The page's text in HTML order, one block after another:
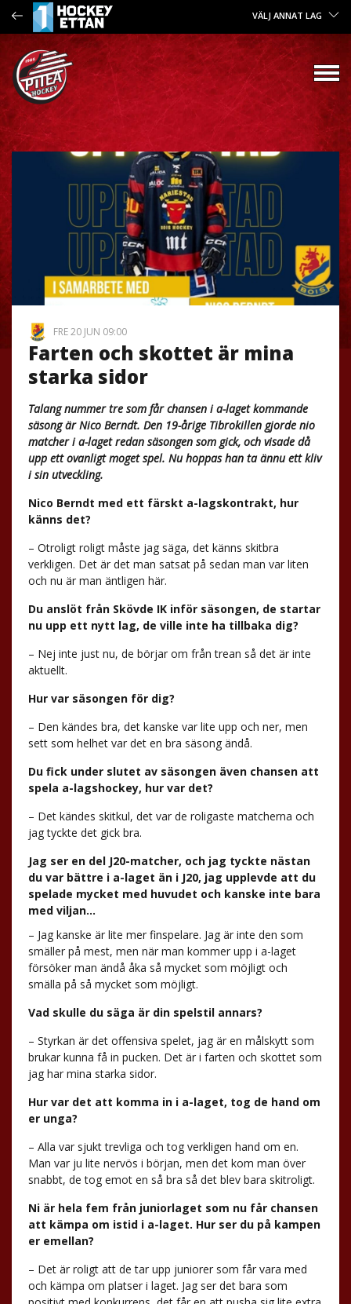
VÄLJ ANNAT LAG
FRE 20 JUN 09:00
Farten och skottet är mina
starka sidor
Talang nummer tre som får chansen i a-laget kommande
säsong är Nico Berndt. Den 19-årige Tibrokillen gjorde nio
matcher i a-laget redan säsongen som gick, och visade då
upp ett ovanligt moget spel. Nu hoppas han ta ännu ett kliv
i sin utveckling.
Nico Berndt med ett färskt a-lagskontrakt, hur
känns det?
– Otroligt roligt måste jag säga, det känns skitbra
verkligen. Det är det man satsat på sedan man var liten
och nu är man äntligen här.
Du anslöt från Skövde IK inför säsongen, de startar
nu upp ett nytt lag, de ville inte ha tillbaka dig?
– Nej inte just nu, de börjar om från trean så det är inte
aktuellt.
Hur var säsongen för dig?
– Den kändes bra, det kanske var lite upp och ner, men
sett som helhet var det en bra säsong ändå.
Du fick under slutet av säsongen även chansen att
spela a-lagshockey, hur var det?
– Det kändes skitkul, det var de roligaste matcherna och
jag tyckte det gick bra.
Jag ser en del J20-matcher, och jag tyckte nästan
du var bättre i a-laget än i J20, jag upplevde att du
spelade mycket med huvudet och kanske inte bara
med viljan…
– Jag kanske är lite mer finspelare. Jag är inte den som
smäller på mest, men när man kommer upp i a-laget
försöker man ändå åka så mycket som möjligt och
smälla på så mycket som möjligt.
Vad skulle du säga är din spelstil annars?
– Styrkan är det offensiva spelet, jag är en målskytt som
brukar kunna få in pucken. Det är i farten och skottet som
jag har mina starka sidor.
Hur var det att komma in i a-laget, tog de hand om
er unga?
– Alla var sjukt trevliga och tog verkligen hand om en.
Man var ju lite nervös i början, men det kom man över
snabbt, de tog emot en så bra så det blev bara skitroligt.
Ni är hela fem från juniorlaget som nu får chansen
att kämpa om istid i a-laget. Hur ser du på kampen
er emellan?
– Det är roligt att de tar upp juniorer som får vara med
och kämpa om platser i laget. Jag ser det bara som